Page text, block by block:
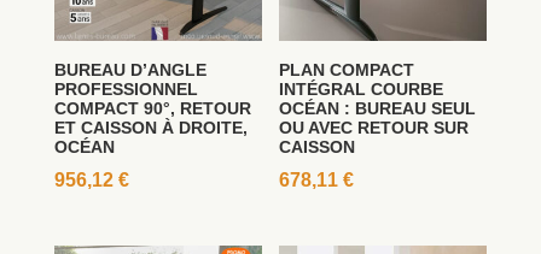
BUREAU D’ANGLE
PROFESSIONNEL
COMPACT 90°, RETOUR
ET CAISSON À DROITE,
OCÉAN
956,12 €
PLAN COMPACT
INTÉGRAL COURBE
OCÉAN : BUREAU SEUL
OU AVEC RETOUR SUR
CAISSON
678,11€